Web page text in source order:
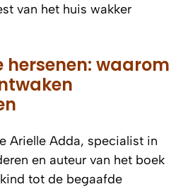
van het huis wakker
hersenen: waarom
Arielle Adda, specialist in
en auteur van het boek
tot de begaafde